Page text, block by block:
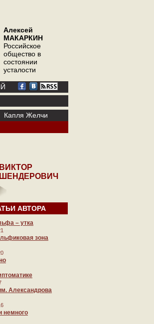
Алексей
МАКАРКИН
Российское
общество в
состоянии
усталости
Капля Желчи
ВИКТОР
ШЕНДЕРОВИЧ
АВТОРА
– утка
зона
Александрова
немного